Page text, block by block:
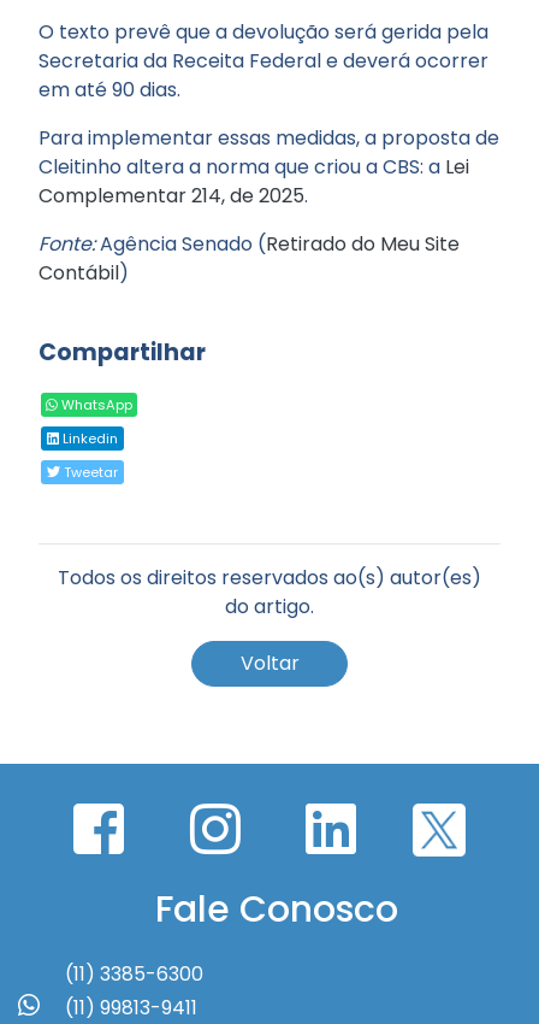
O texto prevê que a devolução será gerida pela
Secretaria da Receita Federal e deverá ocorrer
em até 90 dias.
Para implementar essas medidas, a proposta de
Cleitinho altera a norma que criou a CBS: a Lei
Complementar 214, de 2025.
Fonte:Agência Senado (Retirado do Meu Site
Contábil)
Compartilhar
WhatsApp
Linkedin
Tweetar
Todos os direitos reservados ao(s) autor(es)
do artigo.
Voltar
Fale Conosco
(11) 3385-6300
(11) 99813-9411